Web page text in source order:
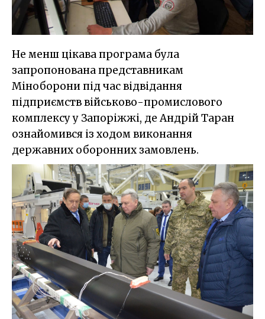
Не менш цікава програма була
запропонована представникам
Міноборони під час відвідання
підприємств військово-промислового
комплексу у Запоріжжі, де Андрій Таран
ознайомився із ходом виконання
державних оборонних замовлень.